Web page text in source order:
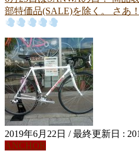
部特価品(SALE)を除く。 さあ
2019年6月22日 / 最終更新日 :
ANCHOR